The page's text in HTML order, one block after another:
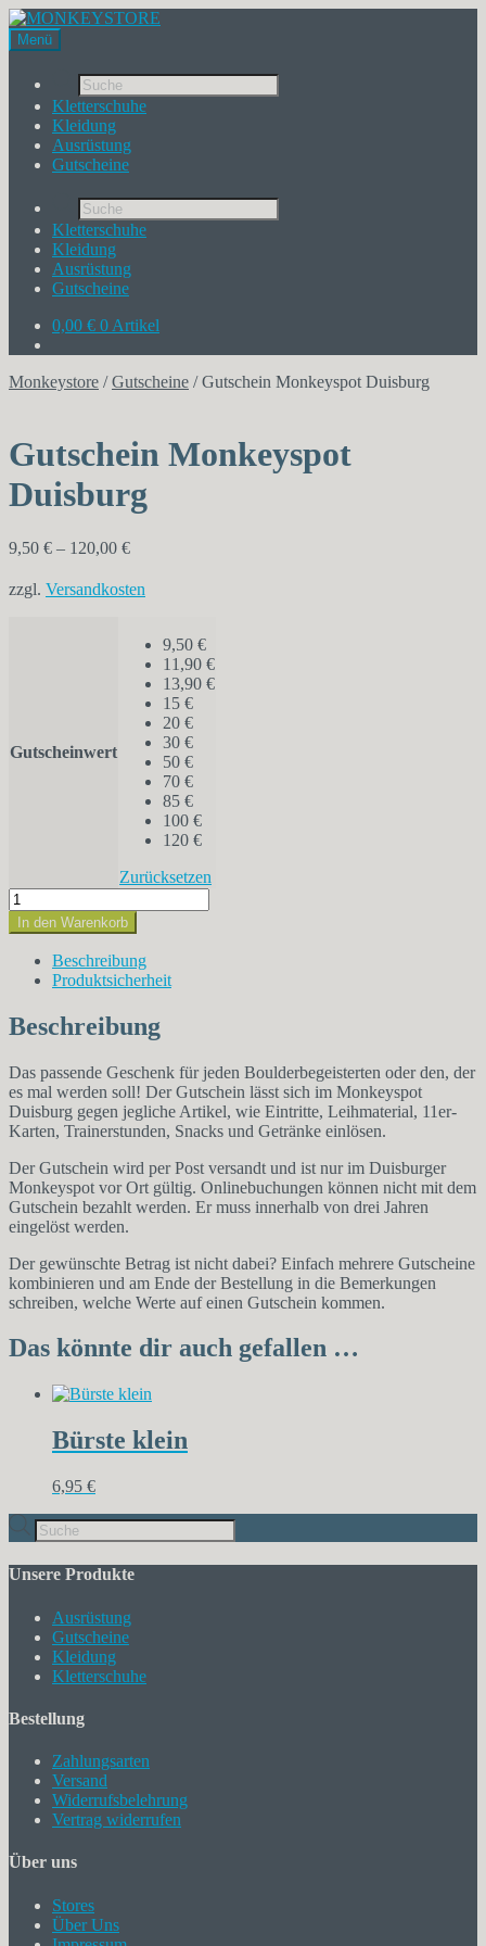
Menü
Products
search
Kletterschuhe
Kleidung
Ausrüstung
Gutscheine
Products
search
Kletterschuhe
Kleidung
Ausrüstung
Gutscheine
0,00 € 0 Artikel
Monkeystore /Gutscheine /Gutschein Monkeyspot Duisburg
Gutschein Monkeyspot
Duisburg
9,50 € – 120,00 €
zzgl. Versandkosten
Gutscheinwert
9,50 €
11,90 €
13,90 €
15 €
20 €
30 €
50 €
70 €
85 €
100 €
120 €
Zurücksetzen
Gutschein
Monkeyspot
Duisburg
Menge
In den Warenkorb
Beschreibung
Produktsicherheit
Beschreibung
Das passende Geschenk für jeden Boulderbegeisterten oder den, der
es mal werden soll! Der Gutschein lässt sich im Monkeyspot
Duisburg gegen jegliche Artikel, wie Eintritte, Leihmaterial, 11er-
Karten, Trainerstunden, Snacks und Getränke einlösen.
Der Gutschein wird per Post versandt und ist nur im Duisburger
Monkeyspot vor Ort gültig. Onlinebuchungen können nicht mit dem
Gutschein bezahlt werden. Er muss innerhalb von drei Jahren
eingelöst werden.
Der gewünschte Betrag ist nicht dabei? Einfach mehrere Gutscheine
kombinieren und am Ende der Bestellung in die Bemerkungen
schreiben, welche Werte auf einen Gutschein kommen.
Das könnte dir auch gefallen …
Bürste klein
6,95 €
Products
search
Unsere Produkte
Ausrüstung
Gutscheine
Kleidung
Kletterschuhe
Bestellung
Zahlungsarten
Versand
Widerrufsbelehrung
Vertrag widerrufen
Über uns
Stores
Über Uns